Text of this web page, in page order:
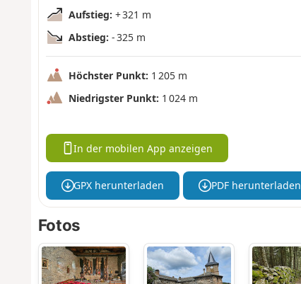
Aufstieg: + 321 m
Abstieg: - 325 m
Höchster Punkt: 1 205 m
Niedrigster Punkt: 1 024 m
In der mobilen App anzeigen
GPX herunterladen PDF herunterladen
Fotos